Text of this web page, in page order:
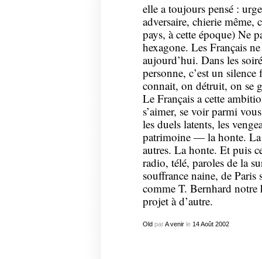
elle a toujours pensé :
adversaire, chierie même,
pays, à cette époque) Ne
hexagone. Les Français
aujourd’hui. Dans les
personne, c’est un
connait, on détruit, on se
Le Français a cette
s’aimer, se voir parmi
les duels latents, les
patrimoine — la honte. La
autres. La honte. Et puis
radio, télé, paroles de la
souffrance naine, de
comme T. Bernhard notre
projet à d’autre.
OldparA venirle 14 Août 2002